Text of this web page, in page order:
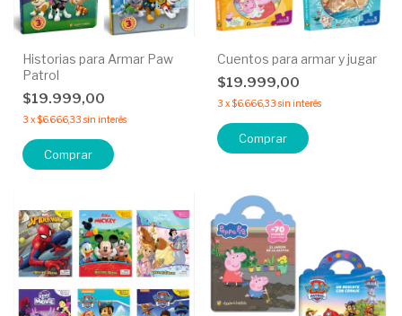
Historias para Armar Paw
Patrol
$19.999,00
3 x$6.666,33 sin interés
Comprar
Cuentos para armar y jugar
$19.999,00
3 x$6.666,33 sin interés
Comprar